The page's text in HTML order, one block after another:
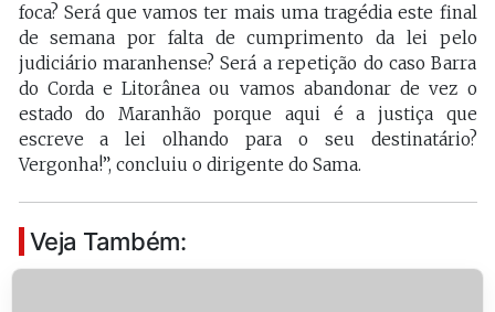
foca? Será que vamos ter mais uma tragédia este final
de semana por falta de cumprimento da lei pelo
judiciário maranhense? Será a repetição do caso Barra
do Corda e Litorânea ou vamos abandonar de vez o
estado do Maranhão porque aqui é a justiça que
escreve a lei olhando para o seu destinatário?
Vergonha!”, concluiu o dirigente do Sama.
Veja Também: